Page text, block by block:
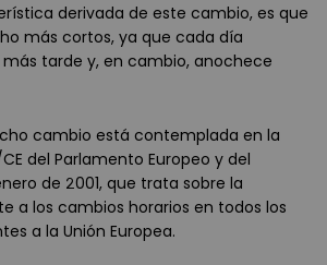
derivada de este cambio, es que
más cortos, ya que cada día
tarde y, en cambio, anochece
cambio está contemplada en la
del Parlamento Europeo y del
de 2001, que trata sobre la
a los cambios horarios en todos los
a la Unión Europea.